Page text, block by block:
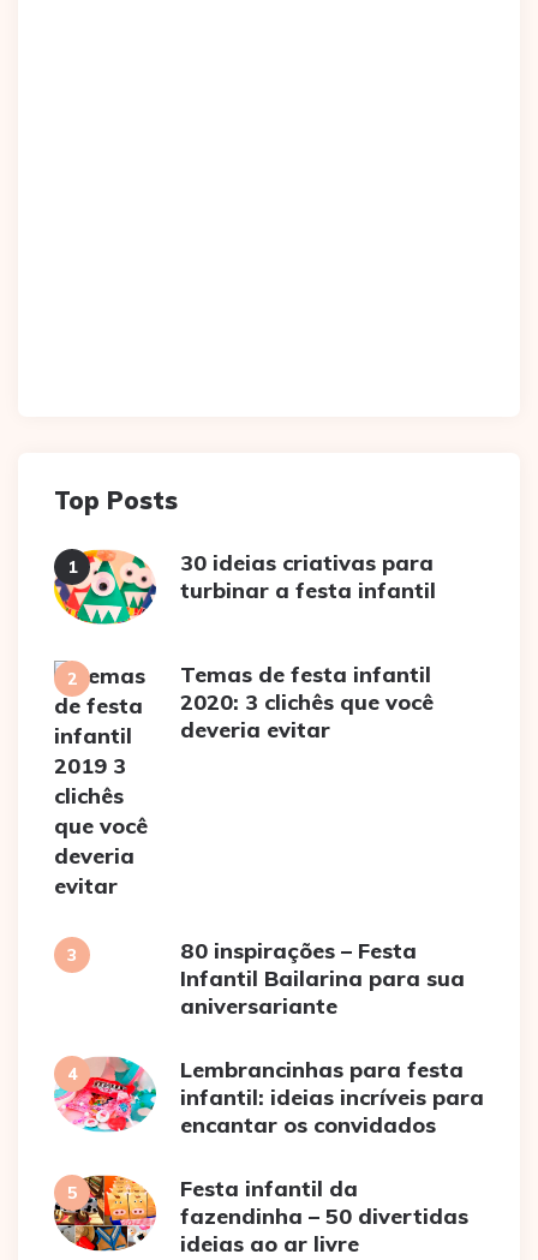
Top Posts
30 ideias criativas para
turbinar a festa infantil
Temas de festa infantil
2020: 3 clichês que você
deveria evitar
80 inspirações – Festa
Infantil Bailarina para sua
aniversariante
Lembrancinhas para festa
infantil: ideias incríveis para
encantar os convidados
Festa infantil da
fazendinha – 50 divertidas
ideias ao ar livre